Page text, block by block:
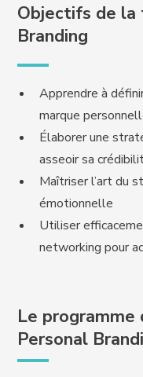
Objectifs de la
Branding
Apprendre à
marque
Élaborer une
asseoir sa
Maîtriser l’art du
émotionnelle
Utiliser
networking pour
Le
Personal